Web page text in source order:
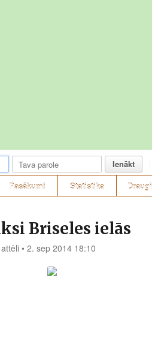
Ienākt
Pasākumi Statistika Draugi
Briseles ielās
• 2. sep 2014 18:10